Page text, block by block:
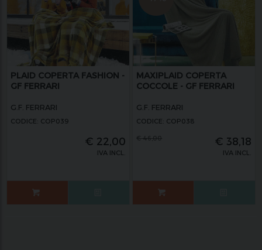
PLAID COPERTA FASHION -
GF FERRARI
G.F. FERRARI
CODICE: COP039
€ 22,00
IVA INCL.
MAXIPLAID COPERTA
COCCOLE - GF FERRARI
G.F. FERRARI
CODICE: COP038
€ 38,18
IVA INCL.